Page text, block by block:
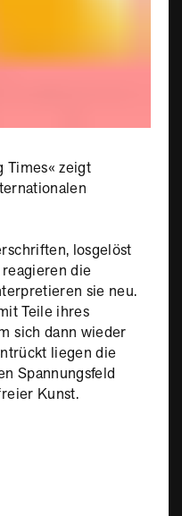
Times« zeigt
losgelöst
die
sie neu.
Teile ihres
sich dann wieder
liegen die
Spannungsfeld
Kunst.